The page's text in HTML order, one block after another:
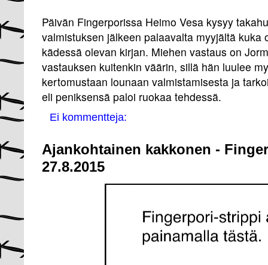
Päivän Fingerporissa Heimo Vesa kysyy
valmistuksen jälkeen palaavalta myyjältä kuka
kädessä olevan kirjan. Miehen vastaus on
vastauksen kuitenkin väärin, sillä hän luulee
kertomustaan lounaan valmistamisesta ja
eli peniksensä paloi ruokaa tehdessä.
Ei kommentteja:
Ajankohtainen kakkonen -
27.8.2015